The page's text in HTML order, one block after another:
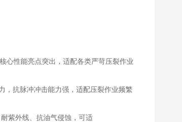
心性能亮点突出，适配各类严苛压裂作业
，抗脉冲冲击能力强，适配压裂作业频繁
紫外线、抗油气侵蚀，可适